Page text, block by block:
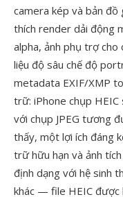
camera kép và bản đồ
thích render dải động
alpha, ảnh phụ trợ cho
liệu độ sâu chế độ
metadata EXIF/XMP
trữ: iPhone chụp
với chụp JPEG tương
thấy, một lợi ích đáng
trữ hữu hạn và ảnh
định dạng với hệ sinh
khác — file HEIC được